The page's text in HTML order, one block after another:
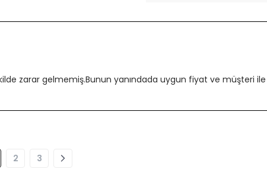
zarar gelmemiş.Bunun yanındada uygun fiyat ve müşteri
2 3